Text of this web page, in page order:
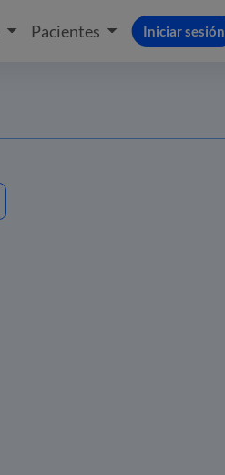
Pacientes Iniciar sesión